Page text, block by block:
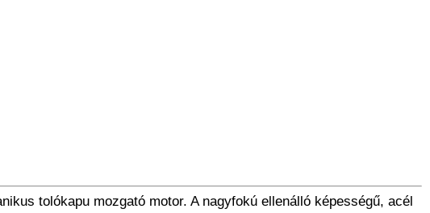
tolókapu mozgató motor. A nagyfokú ellenálló képességű, acél